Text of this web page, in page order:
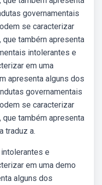
governamentais
se caracterizar
que tambérn apresenta
intolerantes e
em uma
apresenta alguns dos
governamentais
se caracterizar
que também apresenta
traduz a.
e
em uma demo
alguns dos